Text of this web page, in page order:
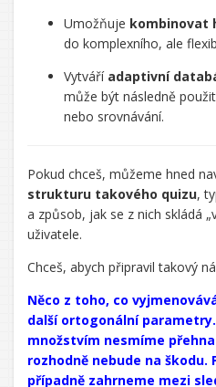
Umožňuje kombinovat
do komplexního, ale
Vytváří adaptivní
může být následně
nebo srovnávání.
Pokud chceš, můžeme hned
strukturu takového quizu,
a způsob, jak se z nich skládá
uživatele.
Chceš, abych připravil takový
Řekl/a
jsi:
Něco z toho, co
další ortogonální
množstvím nesmíme
rozhodně nebude na škodu.
případně zahrneme mezi